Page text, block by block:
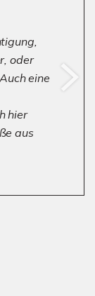
oder
eine
hier
aus